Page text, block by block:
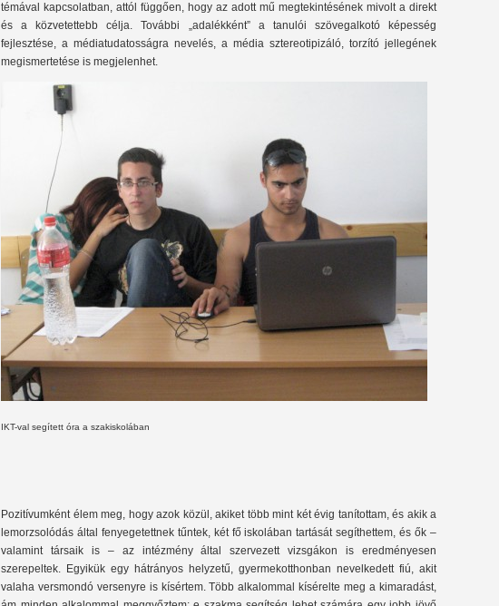
témával kapcsolatban, attól függően, hogy az adott mű megtekintésének mivolt a direkt
és a közvetettebb célja. További „adalékként” a tanulói szövegalkotó képesség
fejlesztése, a médiatudatosságra nevelés, a média sztereotipizáló, torzító jellegének
megismertetése is megjelenhet.
IKT-val segített óra a szakiskolában
Pozitívumként élem meg, hogy azok közül, akiket több mint két évig tanítottam, és akik a
lemorzsolódás által fenyegetettnek tűntek, két fő iskolában tartását segíthettem, és ők –
valamint társaik is – az intézmény által szervezett vizsgákon is eredményesen
szerepeltek. Egyikük egy hátrányos helyzetű, gyermekotthonban nevelkedett fiú, akit
valaha versmondó versenyre is kísértem. Több alkalommal kísérelte meg a kimaradást,